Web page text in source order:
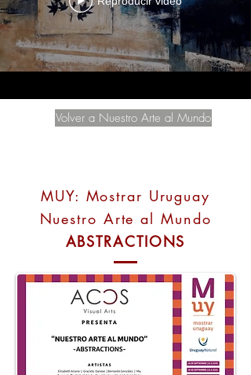
Volver a Nuestro Arte al Mundo
MUY: Mostrar Uruguay
Nuestro Arte al Mundo
ABSTRACTIONS